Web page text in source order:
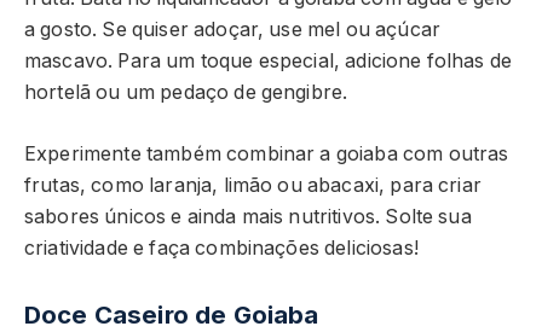
a gosto. Se quiser adoçar, use mel ou açúcar
mascavo. Para um toque especial, adicione folhas de
hortelã ou um pedaço de gengibre.
Experimente também combinar a goiaba com outras
frutas, como laranja, limão ou abacaxi, para criar
sabores únicos e ainda mais nutritivos. Solte sua
criatividade e faça combinações deliciosas!
Doce Caseiro de Goiaba